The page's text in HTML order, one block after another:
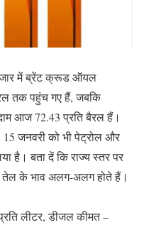
में ब्रेंट क्रूड ऑयल
तक पहुंच गए हैं, जबकि
आज 72.43 प्रति बैरल हैं।
15 जनवरी को भी पेट्रोल और
है। बता दें कि राज्य स्तर पर
तेल के भाव अलग-अलग होते हैं।
लीटर, डीजल कीमत –